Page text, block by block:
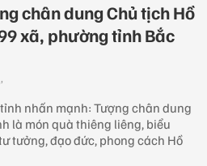
chân dung Chủ tịch Hồ
xã, phường tỉnh Bắc
nhấn mạnh: Tượng chân dung
là món quà thiêng liêng, biểu
tưởng, đạo đức, phong cách Hồ